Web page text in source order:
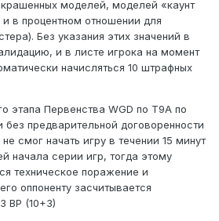
моделей, моделей «каунт
в процентном отношении для
Без указания этих значений в
и в листе игрока на момент
начисляться 10 штрафных
этапа Первенства WGD по Т9А по
предварительной договоренности
смог начать игру в течении 15 минут
начала серии игр, тогда этому
техническое поражение и
оппоненту засчитывается
ВР (10+3)